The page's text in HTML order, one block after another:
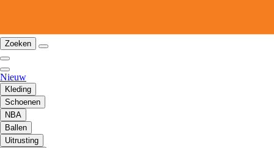
Zoeken
Nieuw
Kleding
Schoenen
NBA
Ballen
Uitrusting